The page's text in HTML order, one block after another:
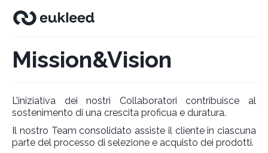
Mission&Vision
L’iniziativa dei nostri Collaboratori contribuisce al
sostenimento di una crescita proficua e duratura.
Il nostro Team consolidato assiste il cliente in ciascuna
parte del processo di selezione e acquisto dei prodotti.